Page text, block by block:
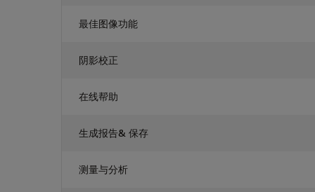
最佳图像功能
阴影校正
在线帮助
生成报告& 保存
测量与分析